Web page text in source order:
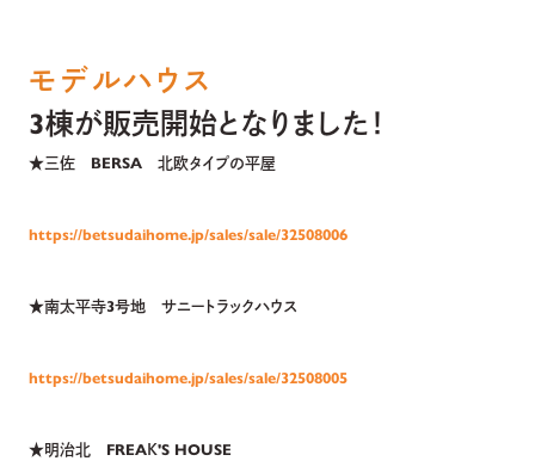
モデルハウス
3棟が販売開始となりました！
★三佐　BERSA　北欧タイプの平屋
https://betsudaihome.jp/sales/sale/32508006
★南太平寺3号地　サニートラックハウス
https://betsudaihome.jp/sales/sale/32508005
★明治北　FREAＫ'S HOUSE